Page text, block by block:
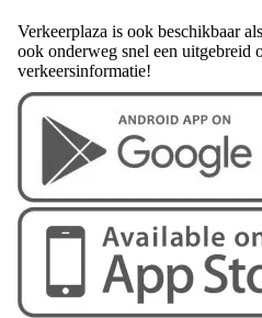
Verkeerplaza is ook beschikbaar
ook onderweg snel een uitgebreid
verkeersinformatie!